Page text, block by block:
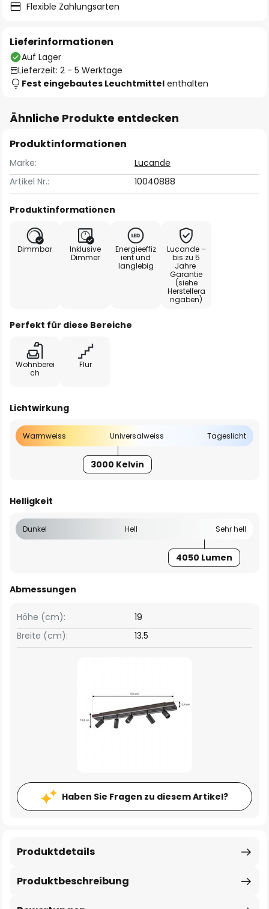
Flexible Zahlungsarten
Lieferinformationen
Auf Lager
Lieferzeit: 2 - 5 Werktage
Fest eingebautes Leuchtmittel enthalten
Ähnliche Produkte entdecken
Produktinformationen
Marke:
Lucande
Artikel Nr.:
10040888
Produktinformationen
Dimmbar
Inklusive
Dimmer
Energieeffiz
ient und
langlebig
Lucande –
bis zu 5
Jahre
Garantie
(siehe
Herstellera
ngaben)
Perfekt für diese Bereiche
Wohnberei
ch
Flur
Lichtwirkung
Warmweiss Universalweiss Tageslicht
3000 Kelvin
Helligkeit
Dunkel Hell Sehr hell
4050 Lumen
Abmessungen
Breite (cm): 13.5
Höhe (cm): 19
Haben Sie Fragen zu diesem Artikel?
Produktbeschreibung
Produktdetails